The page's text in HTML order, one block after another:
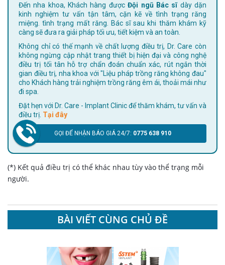
Đến nha khoa, Khách hàng đượcĐội ngũ Bác sĩdày dặn
kinh nghiệm tư vấn tận tâm, cặn kẽ về tình trạng răng
miệng. tình trạng mất răng. Bác sĩ sau khi thăm khám kỹ
càng sẽ đưa ra giải pháp tối ưu, tiết kiệm và an toàn.
Không chỉ có thế mạnh về chất lượng điều trị, Dr. Care còn
không ngừng cập nhật trang thiết bị hiện đại và công nghệ
điều trị tối tân hỗ trợ chẩn đoán chuẩn xác, rút ngắn thời
gian điều trị, nha khoa với "Liệu pháp trồng răng không đau"
cho Khách hàng trải nghiệm trồng răng êm ái, thoải mái như
đi spa.
Đặt hẹn với Dr. Care - Implant Clinic để thăm khám, tư vấn và
điều trị. Tại đây
GỌI ĐỂ NHẬN BÁO GIÁ 24/7: 0775 638 910
(*) Kết quả điều trị có thể khác nhau tùy vào thể trạng mỗi
người.
BÀI VIẾT CÙNG CHỦ ĐỀ